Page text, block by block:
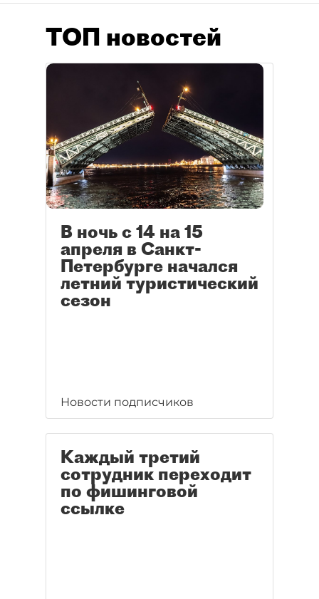
ТОП новостей
В ночь с 14 на 15
апреля в Санкт-
Петербурге начался
летний туристический
сезон
Новости подписчиков
Каждый третий
сотрудник переходит
по фишинговой
ссылке